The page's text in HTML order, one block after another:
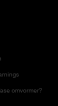
omvormer?